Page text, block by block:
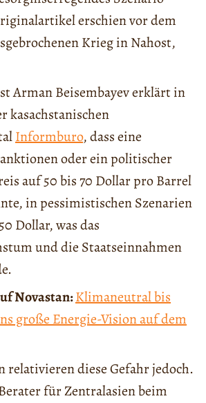
erschien vor dem
Krieg in Nahost,
Arman Beisembayev erklärt in
kasachstanischen
Informburo, dass eine
oder ein politischer
auf 50 bis 70 Dollar pro Barrel
in pessimistischen Szenarien
Dollar, was das
und die Staatseinnahmen
Novastan:Klimaneutral bis
große Energie-Vision auf dem
relativieren diese Gefahr jedoch.
für Zentralasien beim